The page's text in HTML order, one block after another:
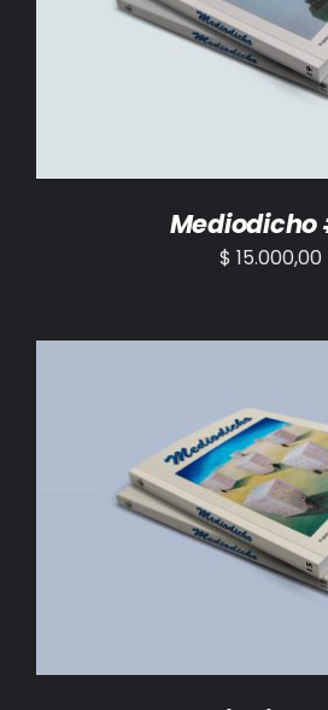
AÑADIR AL CARRITO /
Mediodicho
$ 15.000,00
AÑADIR AL CARRITO /